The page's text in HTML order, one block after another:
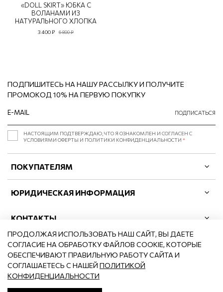
«DOLL SKIRT» ЮБКА С
ВОЛАНАМИ ИЗ
НАТУРАЛЬНОГО ХЛОПКА
3 400 ₽ 6 800 ₽
ПОКУПАТЕЛЯМ
ЮРИДИЧЕСКАЯ ИНФОРМАЦИЯ
КОНТАКТЫ
ПОДПИШИТЕСЬ НА НАШУ РАССЫЛКУ И ПОЛУЧИТЕ
ПРОМОКОД 10% НА ПЕРВУЮ ПОКУПКУ
ПОДПИСАТЬСЯ
НАСТОЯЩИМ ПОДТВЕРЖДАЮ, ЧТО Я ОЗНАКОМЛЕН И СОГЛАСЕН С
УСЛОВИЯМИ ОФЕРТЫ И ПОЛИТИКИ КОНФИДЕНЦИАЛЬНОСТИ*
©2026BCLB.RU
ПРОДОЛЖАЯ ИСПОЛЬЗОВАТЬ НАШ САЙТ, ВЫ ДАЕТЕ
СОГЛАСИЕ НА ОБРАБОТКУ ФАЙЛОВ COOKIE, КОТОРЫЕ
ОБЕСПЕЧИВАЮТ ПРАВИЛЬНУЮ РАБОТУ САЙТА И
СОГЛАШАЕТЕСЬ С НАШЕЙ ПОЛИТИКОЙ
КОНФИДЕНЦИАЛЬНОСТИ